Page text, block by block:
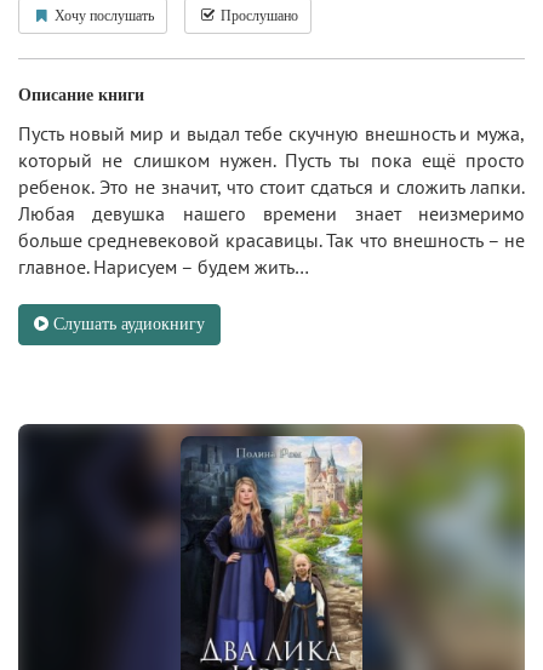
Хочу послушать Прослушано
Описание книги
Пусть новый мир и выдал тебе скучную внешность и мужа,
который не слишком нужен. Пусть ты пока ещё просто
ребенок. Это не значит, что стоит сдаться и сложить лапки.
Любая девушка нашего времени знает неизмеримо
больше средневековой красавицы. Так что внешность – не
главное. Нарисуем – будем жить…
Слушать аудиокнигу